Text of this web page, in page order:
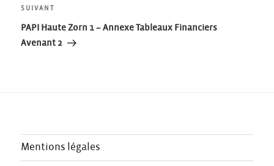
l’article
Article
suivant
SUIVANT
PAPI Haute Zorn 1 – Annexe Tableaux Financiers
Avenant 2
Mentions légales